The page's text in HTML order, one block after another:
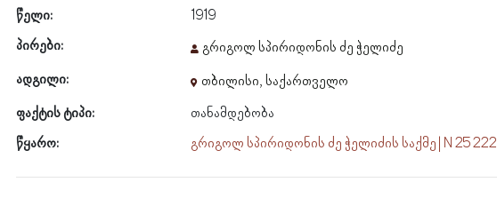
წელი:
1919
პირები:
გრიგოლ სპირიდონის ძე ჭელიძე
ადგილი:
თბილისი, საქართველო
ფაქტის ტიპი:
თანამდებობა
წყარო:
გრიგოლ სპირიდონის ძე ჭელიძის საქმე | N 25 222